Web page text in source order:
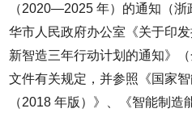
（2020—2025 年）的通知（
华市人民政府办公室《关于印
新智造三年行动计划的通知》
文件有关规定，并参照《国家
（2018 年版）》、《智能制